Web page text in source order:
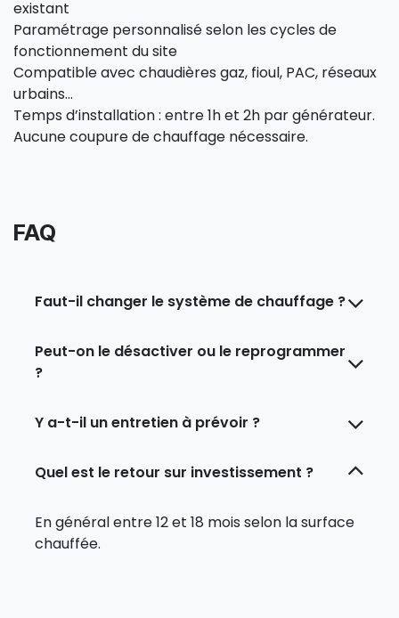
existant
Paramétrage personnalisé selon les cycles de
fonctionnement du site
Compatible avec chaudières gaz, fioul, PAC, réseaux
urbains...
Temps d’installation : entre 1h et 2h par générateur.
Aucune coupure de chauffage nécessaire.
FAQ
Faut-il changer le système de chauffage ?
Peut-on le désactiver ou le reprogrammer
?
Y a-t-il un entretien à prévoir ?
Quel est le retour sur investissement ?
En général entre 12 et 18 mois selon la surface
chauffée.